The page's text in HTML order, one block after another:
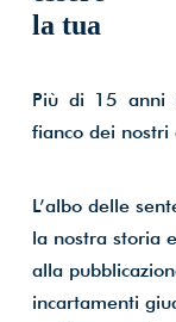
la tua
Più di 15 anni
fianco dei nostri
L’albo delle
la nostra storia
alla
incartamenti